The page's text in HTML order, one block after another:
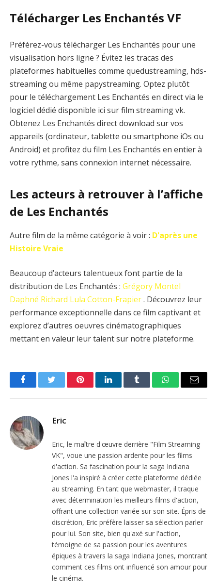
Télécharger Les Enchantés VF
Préférez-vous télécharger Les Enchantés pour une
visualisation hors ligne ? Évitez les tracas des
plateformes habituelles comme quedustreaming, hds-
streaming ou même papystreaming. Optez plutôt
pour le téléchargement Les Enchantés en direct via le
logiciel dédié disponible ici sur film streaming vk.
Obtenez Les Enchantés direct download sur vos
appareils (ordinateur, tablette ou smartphone iOs ou
Android) et profitez du film Les Enchantés en entier à
votre rythme, sans connexion internet nécessaire.
Les acteurs à retrouver à l’affiche
de Les Enchantés
Autre film de la même catégorie à voir : D'après une
Histoire Vraie
Beaucoup d’acteurs talentueux font partie de la
distribution de Les Enchantés : Grégory Montel
Daphné Richard Lula Cotton-Frapier. Découvrez leur
performance exceptionnelle dans ce film captivant et
explorez d’autres oeuvres cinématographiques
mettant en valeur leur talent sur notre plateforme.
FacebookTwitter PinterestLinkedInTumblr WhatsAppEmail
Eric
Eric, le maître d'œuvre derrière "Film Streaming
VK", voue une passion ardente pour les films
d'action. Sa fascination pour la saga Indiana
Jones l'a inspiré à créer cette plateforme dédiée
au streaming. En tant que webmaster, il traque
avec détermination les meilleurs films d'action,
offrant une collection variée sur son site. Épris de
discrétion, Eric préfère laisser sa sélection parler
pour lui. Son site, bien qu'axé sur l'action,
témoigne de sa passion pour les aventures
épiques à travers la saga Indiana Jones, montrant
comment ces films ont influencé son amour pour
le cinéma.